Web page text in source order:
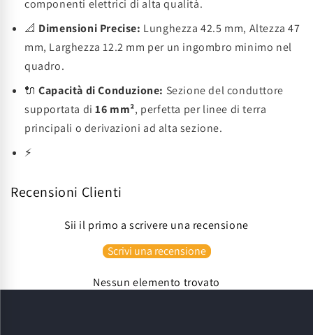
componenti elettrici di alta qualità.
📐 Dimensioni Precise: Lunghezza 42.5 mm, Altezza 47
mm, Larghezza 12.2 mm per un ingombro minimo nel
quadro.
🔌Capacità di Conduzione: Sezione del conduttore
supportata di16 mm², perfetta per linee di terra
principali o derivazioni ad alta sezione.
⚡
Recensioni Clienti
Sii il primo a scrivere una recensione
Scrivi una recensione
Nessun elemento trovato